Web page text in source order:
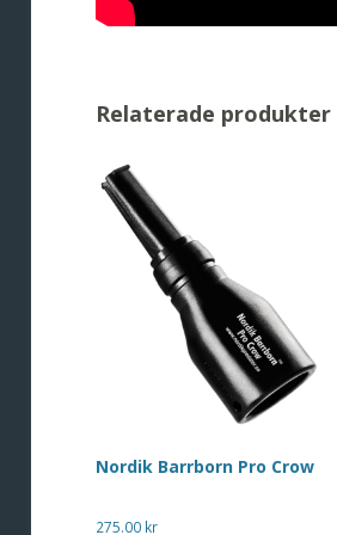
Relaterade produkter
Nordik Barrborn Pro Crow
275.00 kr